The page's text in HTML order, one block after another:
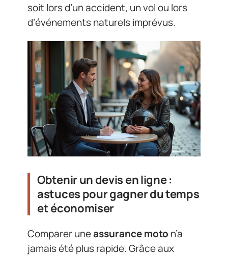
soit lors d’un accident, un vol ou lors
d’événements naturels imprévus.
Obtenir un devis en ligne :
astuces pour gagner du temps
et économiser
Comparer uneassurance moto n’a
jamais été plus rapide. Grâce aux